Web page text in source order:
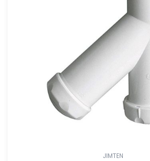
JIMTEN